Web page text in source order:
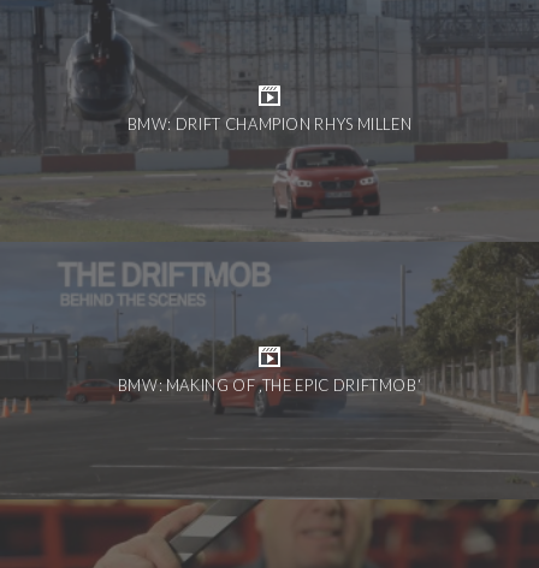
BMW: DRIFT CHAMPION RHYS MILLEN
BMW: MAKING OF ‚THE EPIC DRIFTMOB‘